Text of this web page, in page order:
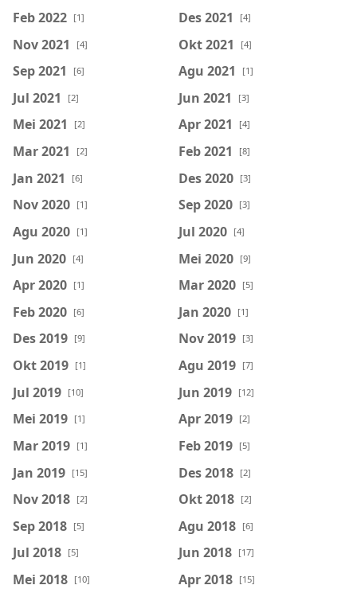
Feb 2022 [1] Des 2021 [4]
Nov 2021 [4] Okt 2021 [4]
Sep 2021 [6] Agu 2021 [1]
Jul 2021 [2] Jun 2021 [3]
Mei 2021 [2] Apr 2021 [4]
Mar 2021 [2] Feb 2021 [8]
Jan 2021 [6] Des 2020 [3]
Nov 2020 [1] Sep 2020 [3]
Agu 2020 [1] Jul 2020 [4]
Jun 2020 [4] Mei 2020 [9]
Apr 2020 [1] Mar 2020 [5]
Feb 2020 [6] Jan 2020 [1]
Des 2019 [9] Nov 2019 [3]
Okt 2019 [1] Agu 2019 [7]
Jul 2019 [10] Jun 2019 [12]
Mei 2019 [1] Apr 2019 [2]
Mar 2019 [1] Feb 2019 [5]
Jan 2019 [15] Des 2018 [2]
Nov 2018 [2] Okt 2018 [2]
Sep 2018 [5] Agu 2018 [6]
Jul 2018 [5] Jun 2018 [17]
Mei 2018 [10] Apr 2018 [15]